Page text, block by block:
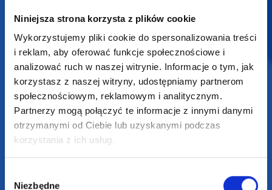
Niniejsza strona korzysta z plików cookie
Wykorzystujemy pliki cookie do spersonalizowania treści
i reklam, aby oferować funkcje społecznościowe i
analizować ruch w naszej witrynie. Informacje o tym, jak
korzystasz z naszej witryny, udostępniamy partnerom
społecznościowym, reklamowym i analitycznym.
Partnerzy mogą połączyć te informacje z innymi danymi
otrzymanymi od Ciebie lub uzyskanymi podczas
korzystania z ich usług.
zgody
Niezbędne
Zapraszamy do kontaktu
od poniedziałku do piątku
w godzinach 8:00 - 16:00
Dołącz do nas na